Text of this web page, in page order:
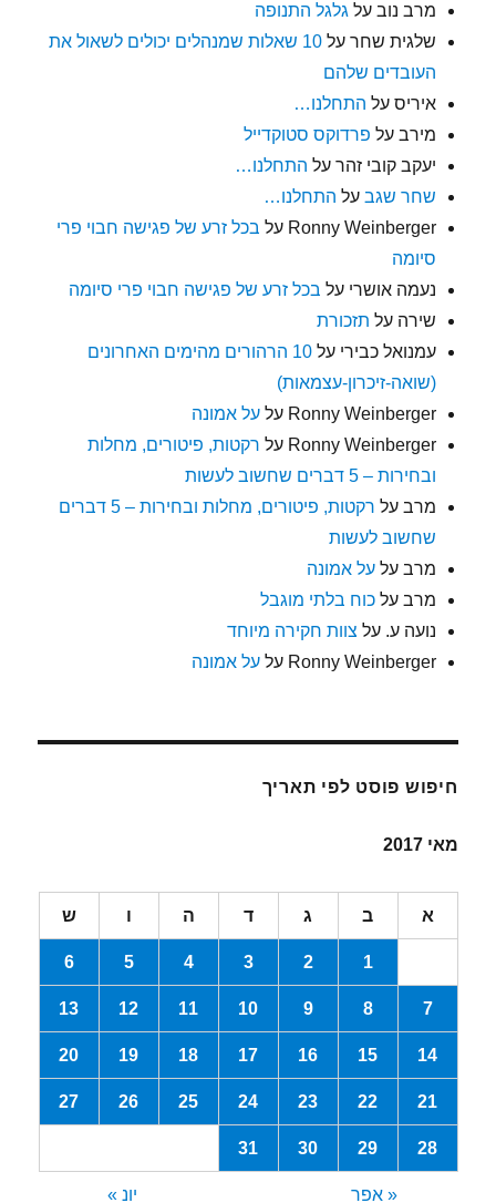
מרב נוב על גלגל התנופה
שלגית שחר על
10 שאלות שמנהלים יכולים לשאול את
העובדים שלהם
איריס על התחלנו…
מירב על פרדוקס סטוקדייל
יעקב קובי זהר על התחלנו…
שחר שגב על התחלנו…
Ronny Weinberger על בכל זרע של פגישה חבוי פרי
סיומה
נעמה אושרי על בכל זרע של פגישה חבוי פרי סיומה
שירה על תזכורת
עמנואל כבירי על
10 הרהורים מהימים האחרונים
(שואה-זיכרון-עצמאות)
Ronny Weinberger עלעל אמונה
Ronny Weinberger על רקטות, פיטורים, מחלות
ובחירות – 5 דברים שחשוב לעשות
מרב על
רקטות, פיטורים, מחלות ובחירות – 5 דברים
שחשוב לעשות
מרב עלעל אמונה
מרב עלכוח בלתי מוגבל
נועה ע. על צוות חקירה מיוחד
Ronny Weinberger עלעל אמונה
חיפוש פוסט לפי תאריך
מאי 2017
א ב ג ד ה ו ש
1
2
3
4
5
6
7
8
9
10
11
12
13
14
15
16
17
18
19
20
21
22
23
24
25
26
27
28
29
30
31
« אפר יונ »